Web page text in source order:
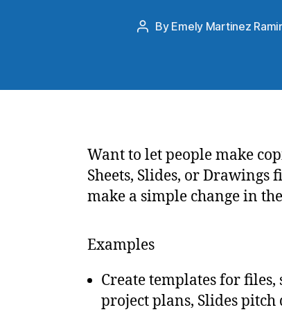
By Emely Martinez
Want to let people make
Sheets, Slides, or Drawings
make a simple change in
Examples
Create templates for files,
project plans, Slides